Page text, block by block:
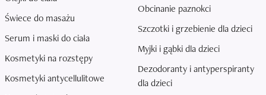
Świece do masażu
Serum i maski do ciała
Kosmetyki na rozstępy
Kosmetyki antycellulitowe
Obcinanie paznokci
Szczotki i grzebienie dla dzieci
Myjki i gąbki dla dzieci
Dezodoranty i antyperspiranty
dla dzieci